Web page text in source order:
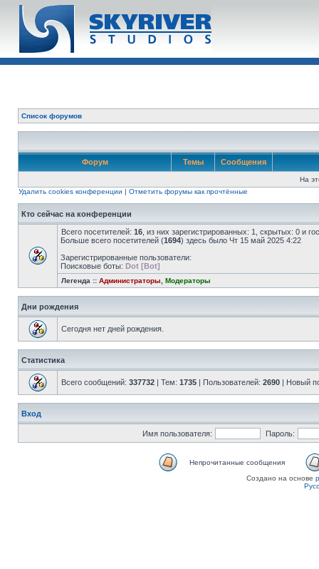
Список форумов
Форум Темы Сообщения
На
Удалить cookies конференции | Отметить форумы как прочтённые
Кто сейчас на конференции
Всего посетителей: 16 , из них зарегистрированных: 1, скрытых: 0 и
Больше всего посетителей (1694) здесь было Чт 15 май 2025 4:22
Зарегистрированные пользователи:
Поисковые боты: Dot [Bot]
Легенда :: Администраторы Модераторы
Дни рождения
Сегодня нет дней рождения.
Статистика
Всего сообщений: 337732 | Тем: 1735 | Пользователей: 2690 | Новый
Вход
Имя пользователя: Пароль:
Непрочитанные сообщения
Создано на основе